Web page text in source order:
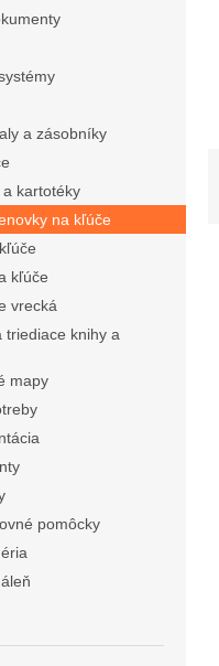
a zásobníky
a kartotéky
na kľúče
kľúče
vrecká
triediace knihy a
mapy
pomôcky